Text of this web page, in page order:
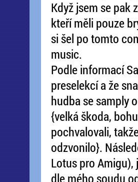
Když jsem se pak
kteří měli pouze
si šel po tomto
music.
Podle informací
preselekcí a že
hudba se samply
{velká škoda,
pochvalovali,
odzvonilo}.
Lotus pro Amigu),
dle mého soudu